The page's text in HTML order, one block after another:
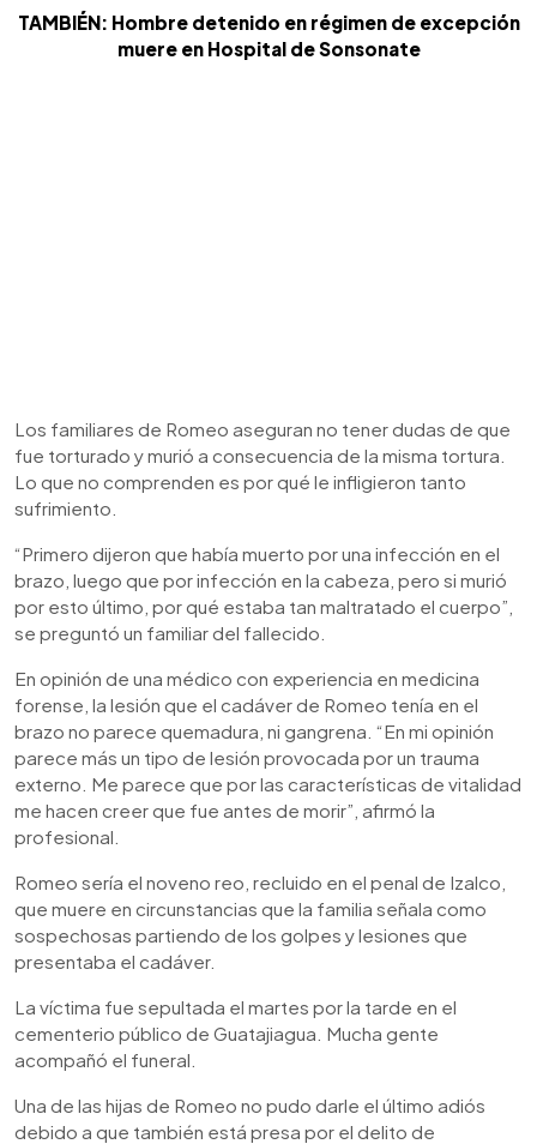
TAMBIÉN: Hombre detenido en régimen de excepción
muere en Hospital de Sonsonate
Los familiares de Romeo aseguran no tener dudas de que
fue torturado y murió a consecuencia de la misma tortura.
Lo que no comprenden es por qué le infligieron tanto
sufrimiento.
“Primero dijeron que había muerto por una infección en el
brazo, luego que por infección en la cabeza, pero si murió
por esto último, por qué estaba tan maltratado el cuerpo”,
se preguntó un familiar del fallecido.
En opinión de una médico con experiencia en medicina
forense, la lesión que el cadáver de Romeo tenía en el
brazo no parece quemadura, ni gangrena. “En mi opinión
parece más un tipo de lesión provocada por un trauma
externo. Me parece que por las características de vitalidad
me hacen creer que fue antes de morir”, afirmó la
profesional.
Romeo sería el noveno reo, recluido en el penal de Izalco,
que muere en circunstancias que la familia señala como
sospechosas partiendo de los golpes y lesiones que
presentaba el cadáver.
La víctima fue sepultada el martes por la tarde en el
cementerio público de Guatajiagua. Mucha gente
acompañó el funeral.
Una de las hijas de Romeo no pudo darle el último adiós
debido a que también está presa por el delito de